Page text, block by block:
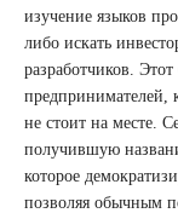
изучение языков
либо искать
разработчиков.
предпринимателей,
не стоит на месте.
получившую
которое
позволяя обычным